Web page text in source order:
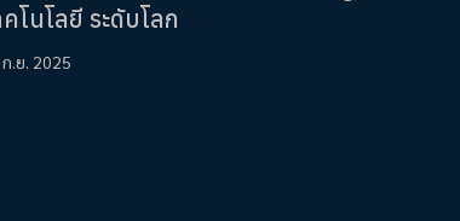
คโนโลยี ระดับโลก
.ย. 2025